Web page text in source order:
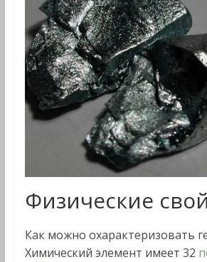
Физические
Как можно охарактеризовать
Химический элемент имеет 32